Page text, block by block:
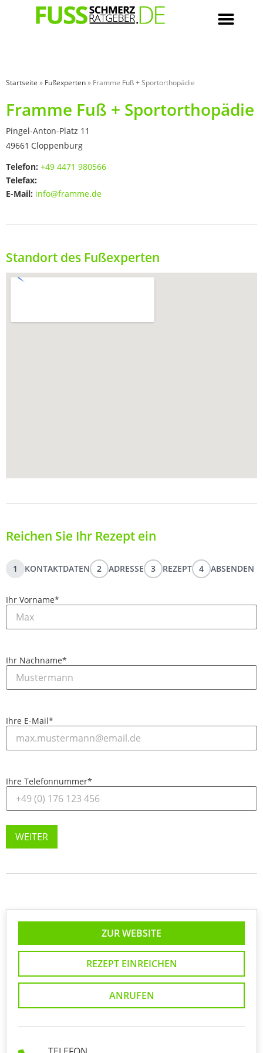
Startseite » Fußexperten» Framme Fuß + Sportorthopädie
Framme Fuß + Sportorthopädie
Pingel-Anton-Platz 11
49661 Cloppenburg
Telefon: +49 4471 980566
Telefax:
E-Mail: info@framme.de
Standort des Fußexperten
Reichen Sie Ihr Rezept ein
1 KONTAKTDATEN 2 ADRESSE 3 REZEPT 4 ABSENDEN
Ihr Vorname*
Ihr Nachname*
Ihre E-Mail*
Ihre Telefonnummer*
WEITER
ZUR WEBSITE
REZEPT EINREICHEN
ANRUFEN